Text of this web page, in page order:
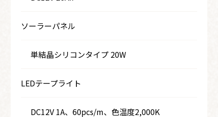
ソーラーパネル
単結晶シリコンタイプ 20W
LEDテープライト
DC12V 1A、60pcs/m、色温度2,000K